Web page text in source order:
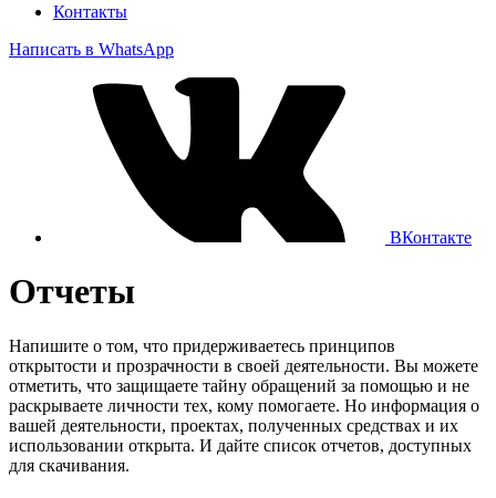
Контакты
Написать в WhatsApp
ВКонтакте
Отчеты
Напишите о том, что придерживаетесь принципов
открытости и прозрачности в своей деятельности. Вы можете
отметить, что защищаете тайну обращений за помощью и не
раскрываете личности тех, кому помогаете. Но информация о
вашей деятельности, проектах, полученных средствах и их
использовании открыта. И дайте список отчетов, доступных
для скачивания.